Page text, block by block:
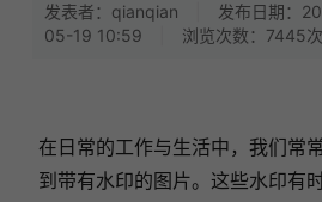
发表者：qianqian
发布日期：
05-19 10:59
浏览次数：7445次
在日常的工作与生活中，我们常
到带有水印的图片。这些水印有